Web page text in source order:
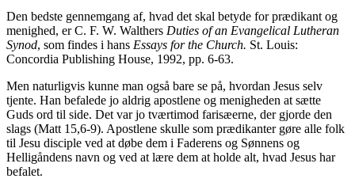
Den bedste gennemgang af, hvad det skal betyde for prædikant og
menighed, er C. F. W. Walthers Duties of an Evangelical Lutheran
Synod, som findes i hans Essays for the Church. St. Louis:
Concordia Publishing House, 1992, pp. 6-63.
Men naturligvis kunne man også bare se på, hvordan Jesus selv
tjente. Han befalede jo aldrig apostlene og menigheden at sætte
Guds ord til side. Det var jo tværtimod farisæerne, der gjorde den
slags (Matt 15,6-9). Apostlene skulle som prædikanter gøre alle folk
til Jesu disciple ved at døbe dem i Faderens og Sønnens og
Helligåndens navn og ved at lære dem at holde alt, hvad Jesus har
befalet.